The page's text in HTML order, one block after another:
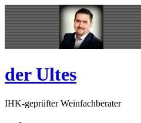
Skip
to
content
Open
Sidebar
der Ultes
IHK-geprüfter Weinfachberater